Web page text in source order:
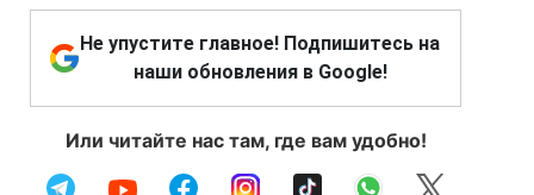
Не упустите главное! Подпишитесь на
наши обновления в Google!
Или читайте нас там, где вам удобно!